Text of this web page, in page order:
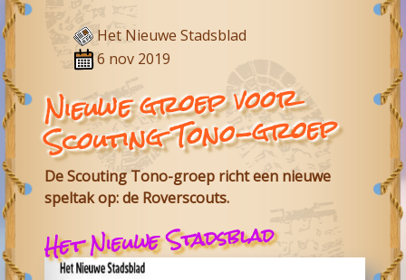
Het Nieuwe Stadsblad
6 nov 2019
Nieuwe groep voor
Scouting Tono-groep
De Scouting Tono-groep richt een nieuwe
speltak op: de Roverscouts.
Het Nieuwe Stadsblad